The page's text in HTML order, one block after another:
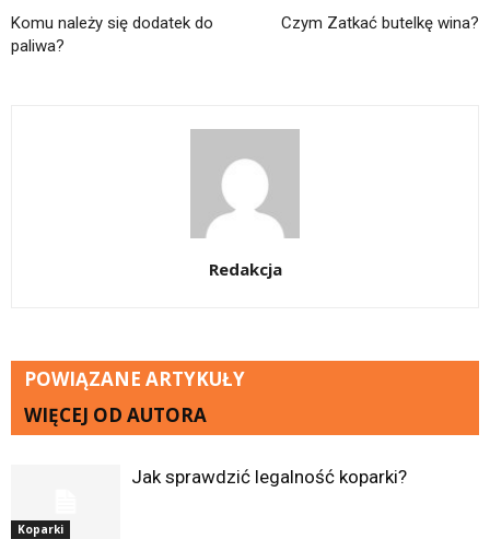
Komu należy się dodatek do
paliwa?
Czym Zatkać butelkę wina?
Redakcja
POWIĄZANE ARTYKUŁY
WIĘCEJ OD AUTORA
Koparki
Jak sprawdzić legalność koparki?